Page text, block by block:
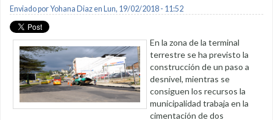
Enviado porYohana Diazen Lun, 19/02/2018 - 11:52
En la zona de la terminal
terrestre se ha previsto la
construcción de un paso a
desnivel, mientras se
consiguen los recursos la
municipalidad trabaja en la
cimentación de dos